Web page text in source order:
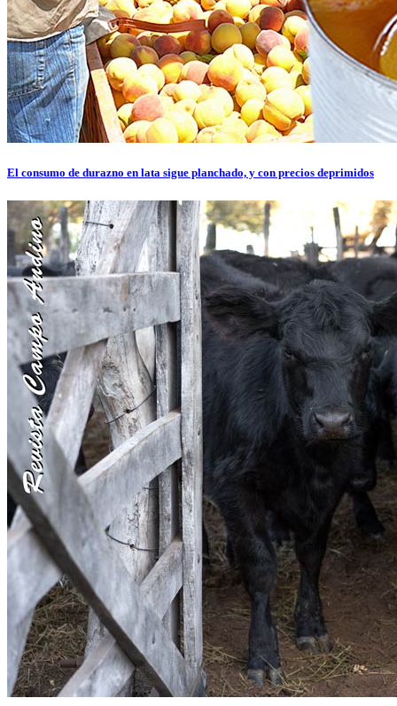
El consumo de durazno en lata sigue planchado, y con precios deprimidos